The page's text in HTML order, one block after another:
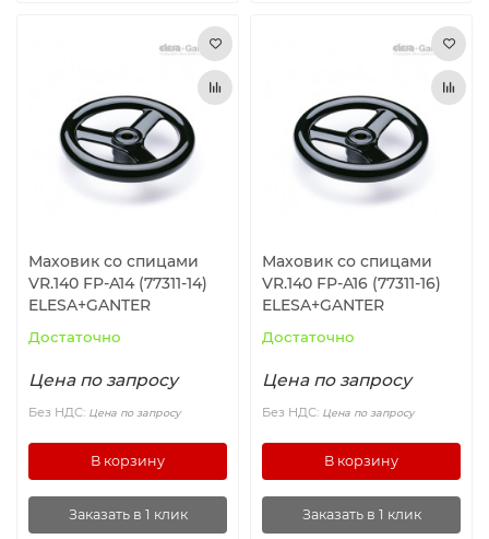
Маховик со спицами
VR.140 FP-A14 (77311-14)
ELESA+GANTER
Достаточно
Цена по запросу
Без НДС: Цена по запросу
В корзину
Заказать в 1 клик
Маховик со спицами
VR.140 FP-A16 (77311-16)
ELESA+GANTER
Достаточно
Цена по запросу
Без НДС: Цена по запросу
В корзину
Заказать в 1 клик